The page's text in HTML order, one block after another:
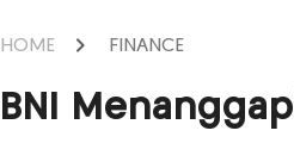
HOME FINANCE
BNI